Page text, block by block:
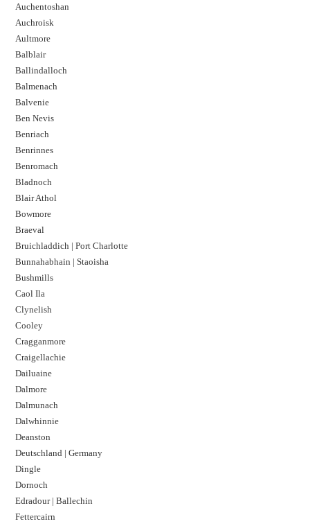
Auchentoshan
Auchroisk
Aultmore
Balblair
Ballindalloch
Balmenach
Balvenie
Ben Nevis
Benriach
Benrinnes
Benromach
Bladnoch
Blair Athol
Bowmore
Braeval
Bruichladdich | Port Charlotte
Bunnahabhain | Staoisha
Bushmills
Caol Ila
Clynelish
Cooley
Cragganmore
Craigellachie
Dailuaine
Dalmore​
Dalmunach
Dalwhinnie
Deanston
Deutschland | Germany
Dingle
Dornoch
Edradour | Ballechin
Fettercairn